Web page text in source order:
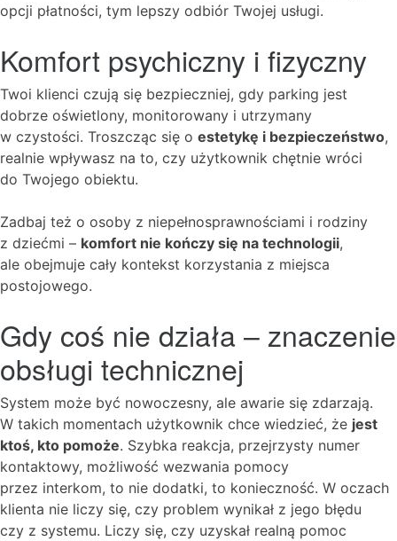
opcji płatności, tym lepszy odbiór Twojej usługi.
Komfort psychiczny i fizyczny
Twoi klienci czują się bezpieczniej, gdy parking jest
dobrze oświetlony, monitorowany i utrzymany
w czystości. Troszcząc się o estetykę i bezpieczeństwo,
realnie wpływasz na to, czy użytkownik chętnie wróci
do Twojego obiektu.
Zadbaj też o osoby z niepełnosprawnościami i rodziny
z dziećmi – komfort nie kończy się na technologii,
ale obejmuje cały kontekst korzystania z miejsca
postojowego.
Gdy coś nie działa – znaczenie
obsługi technicznej
System może być nowoczesny, ale awarie się zdarzają.
W takich momentach użytkownik chce wiedzieć, że jest
ktoś, kto pomoże. Szybka reakcja, przejrzysty numer
kontaktowy, możliwość wezwania pomocy
przez interkom, to nie dodatki, to konieczność. W oczach
klienta nie liczy się, czy problem wynikał z jego błędu
czy z systemu. Liczy się, czy uzyskał realną pomoc